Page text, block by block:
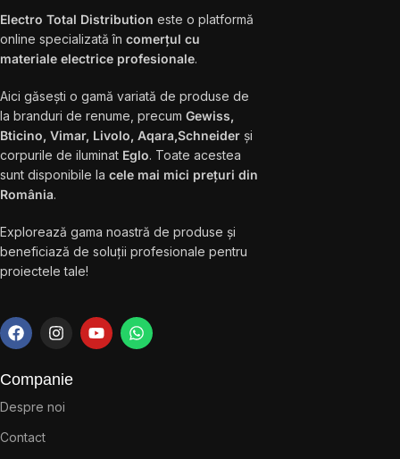
Electro Total Distribution este o platformă
online specializată în comerțul cu
materiale electrice profesionale.
Aici găsești o gamă variată de produse de
la branduri de renume, precum Gewiss,
Bticino, Vimar, Livolo, Aqara,Schneider și
corpurile de iluminat Eglo. Toate acestea
sunt disponibile la cele mai mici prețuri din
România.
Explorează gama noastră de produse și
beneficiază de soluții profesionale pentru
proiectele tale!
Companie
Despre noi
Contact